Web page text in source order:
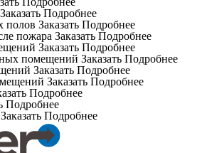
Заказать Подробнее
полов Заказать Подробнее
пожара Заказать Подробнее
Заказать Подробнее
помещений Заказать Подробнее
Заказать Подробнее
Заказать Подробнее
Подробнее
Подробнее
Заказать Подробнее